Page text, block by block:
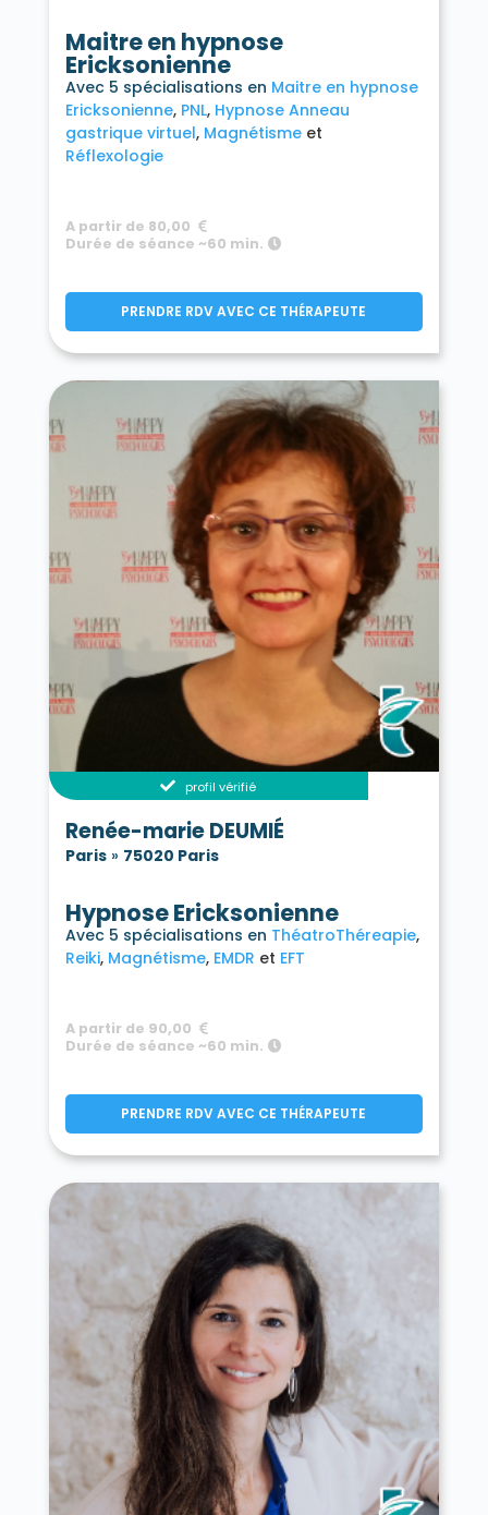
Maitre en hypnose
Ericksonienne
Avec 5 spécialisations en Maitre en hypnose
Ericksonienne PNL Hypnose Anneau
gastrique virtuel Magnétisme
Réflexologie
A partir de 80,00
Durée de séance ~60 min.
PRENDRE RDV AVEC CE THÉRAPEUTE
profil vérifié
Renée-marie DEUMIÉ
Paris» 75020 Paris
Hypnose Ericksonienne
Avec 5 spécialisations en ThéatroThéreapie
Reiki Magnétisme EMDR EFT
A partir de 90,00
Durée de séance ~60 min.
PRENDRE RDV AVEC CE THÉRAPEUTE